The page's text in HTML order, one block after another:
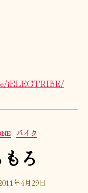
iELECTRIBE/
バイク
ろ
年4月29日